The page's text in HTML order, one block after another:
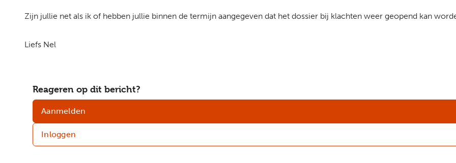
Zijn jullie net als ik of hebben jullie binnen de termijn aangegeven dat het dossier bij klachten weer geopend kan
Liefs Nel
Reageren op dit bericht?
Aanmelden
Inloggen